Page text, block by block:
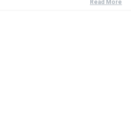
Read More